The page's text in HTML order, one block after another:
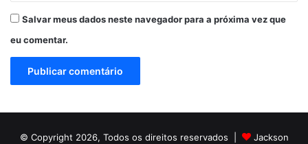
Salvar meus dados neste navegador para a próxima vez que
eu comentar.
© Copyright 2026, Todos os direitos reservados | Jackson